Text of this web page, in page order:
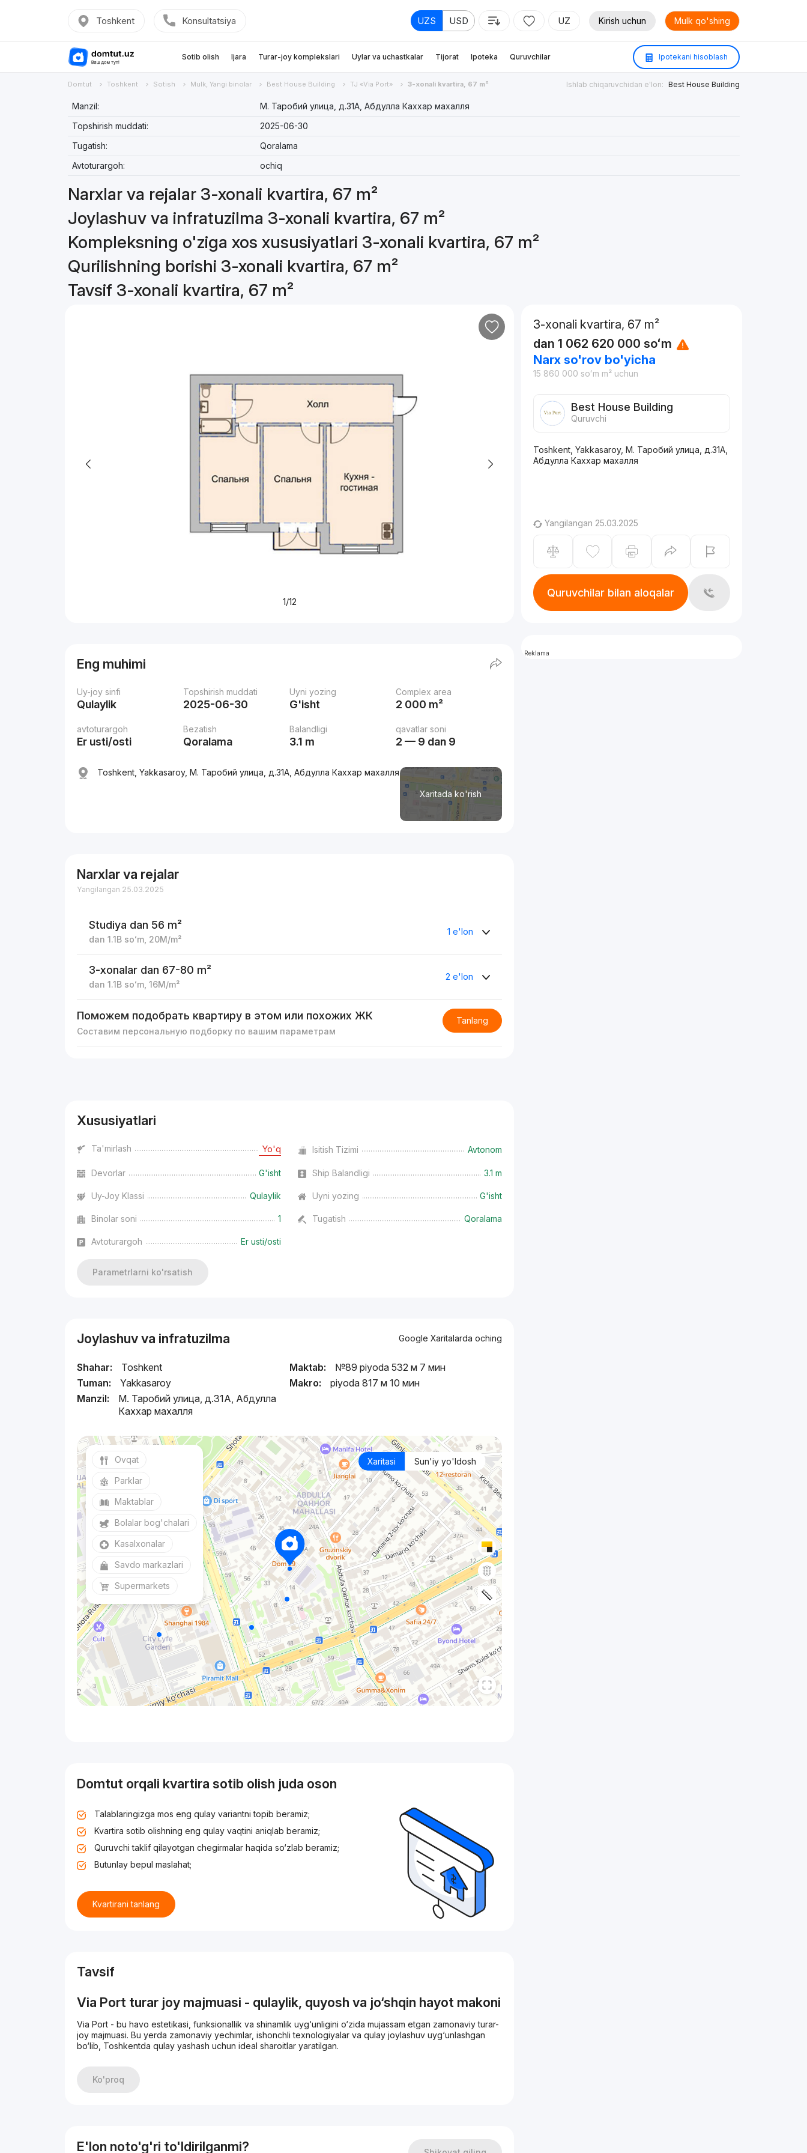
Toshkent Konsultatsiya UZS USD UZ Kirish uchun Mulk qo'shing
Sotib olish Ijara Turar-joy komplekslari Uylar va uchastkalar Tijorat Ipoteka Quruvchilar Ipotekani hisoblash
Domtut Toshkent Sotish Mulk, Yangi binolar Best House Building TJ «Via Port» 3-xonali kvartira, 67 m² Ishlab chiqaruvchidan e'lon: Best House Building
Manzil:
М. Таробий улица, д.31A, Абдулла Каххар махалля
Topshirish muddati:
2025-06-30
Tugatish:
Qoralama
Avtoturargoh:
ochiq
Narxlar va rejalar 3-xonali kvartira, 67 m²
Joylashuv va infratuzilma 3-xonali kvartira, 67 m²
Kompleksning o'ziga xos xususiyatlari 3-xonali kvartira, 67 m²
Qurilishning borishi 3-xonali kvartira, 67 m²
Tavsif 3-xonali kvartira, 67 m²
1/12
Eng muhimi
Uy-joy sinfi
Qulaylik
Topshirish muddati
2025-06-30
Uyni yozing
G'isht
Complex area
2 000 m²
avtoturargoh
Er usti/osti
Bezatish
Qoralama
Balandligi
3.1 m
qavatlar soni
2 — 9 dan 9
Xaritada ko'rish
Toshkent, Yakkasaroy, М. Таробий улица, д.31A, Абдулла Каххар махалля
Narxlar va rejalar
Yangilangan 25.03.2025
Studiya dan 56 m²
dan1.1B soʻm 20M/m²
1 e'lon
3-xonalar dan 67-80 m²
dan1.1B soʻm ,16M/m²
2 e'lon
Поможем подобрать квартиру в этом или похожих ЖК
Составим персональную подборку по вашим параметрам
Tanlang
Xususiyatlari
Ta'mirlash Yo'q Isitish Tizimi Avtonom
Devorlar G'isht Ship Balandligi 3.1 m
Uy-Joy Klassi Qulaylik Uyni yozing G'isht
Binolar soni 1 Tugatish Qoralama
Avtoturargoh Er usti/osti
Parametrlarni ko'rsatish
Joylashuv va infratuzilma Google Xaritalarda oching
Shahar:
Toshkent
Tuman:
Yakkasaroy
Manzil:
М. Таробий улица, д.31A, Абдулла
Каххар махалля
Maktab:
№89 piyoda 532 м 7 мин
Makro:
piyoda 817 м 10 мин
Xaritasi Sun'iy yo'ldosh
Ovqat
Parklar
Maktablar
Bolalar bog'chalari
Kasalxonalar
Savdo markazlari
Supermarkets
Domtut orqali kvartira sotib olish juda oson
Talablaringizga mos eng qulay variantni topib beramiz;
Kvartira sotib olishning eng qulay vaqtini aniqlab beramiz;
Quruvchi taklif qilayotgan chegirmalar haqida so‘zlab beramiz;
Butunlay bepul maslahat;
Kvartirani tanlang
Tavsif
Via Port turar joy majmuasi - qulaylik, quyosh va jo‘shqin hayot makoni
Via Port - bu havo estetikasi, funksionallik va shinamlik uyg‘unligini o‘zida mujassam etgan zamonaviy turar-
joy majmuasi. Bu yerda zamonaviy yechimlar, ishonchli texnologiyalar va qulay joylashuv uyg‘unlashgan
bo‘lib, Toshkentda qulay yashash uchun ideal sharoitlar yaratilgan.
Port orqali turar joy majmuasini eng yaxshi tanlovga aylantiruvchi
afzalliklar:
Individual uslub - qora rangli bezak Har qanday dizayn yechimini amalga oshirish imkonini beradi.
Ko'proq
E'lon noto'g'ri to'ldirilganmi?
3-xonali kvartira, 67 m²
dan 1 062 620 000 soʻm
Narx so'rov bo'yicha
15 860 000 soʻm m² uchun
Best House Building
Quruvchi
Toshkent, Yakkasaroy, М. Таробий улица, д.31A,
Абдулла Каххар махалля
Yangilangan 25.03.2025
Quruvchilar bilan aloqalar
Reklama